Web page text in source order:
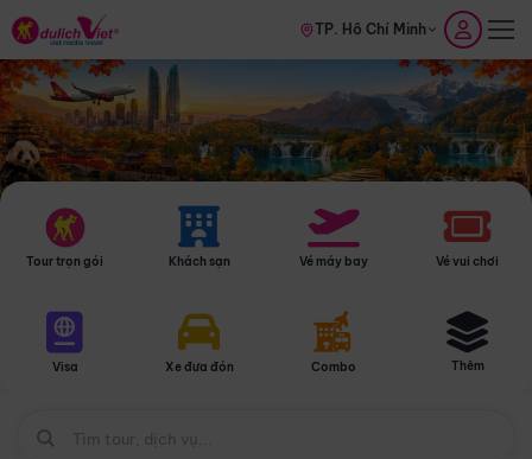
TP. Hồ Chí Minh
Tour trọn gói Khách sạn Vé máy bay Vé vui chơi
Visa Xe đưa đón Combo Thêm